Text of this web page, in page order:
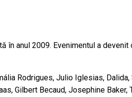
în anul 2009. Evenimentul a
Rodrigues, Julio Iglesias,
Gilbert Becaud, Josephine Baker,